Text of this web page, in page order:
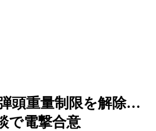
頭重量制限を解除…
で電撃合意